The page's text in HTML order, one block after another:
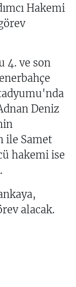
Hakemi
4. ve son
Deniz
ile Samet
hakemi ise
alacak.